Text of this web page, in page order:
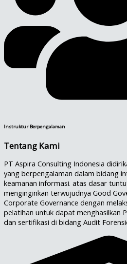
Instruktur Berpengalaman
Tentang Kami
PT Aspira Consulting Indonesia
yang berpengalaman dalam bidang
keamanan informasi. atas dasar
menginginkan terwujudnya Good
Corporate Governance dengan
pelatihan untuk dapat menghasilkan
dan sertifikasi di bidang Audit